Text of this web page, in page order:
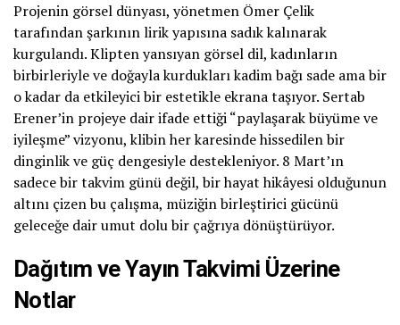
Projenin görsel dünyası, yönetmen Ömer Çelik
tarafından şarkının lirik yapısına sadık kalınarak
kurgulandı. Klipten yansıyan görsel dil, kadınların
birbirleriyle ve doğayla kurdukları kadim bağı sade ama bir
o kadar da etkileyici bir estetikle ekrana taşıyor. Sertab
Erener’in projeye dair ifade ettiği “paylaşarak büyüme ve
iyileşme” vizyonu, klibin her karesinde hissedilen bir
dinginlik ve güç dengesiyle destekleniyor. 8 Mart’ın
sadece bir takvim günü değil, bir hayat hikâyesi olduğunun
altını çizen bu çalışma, müziğin birleştirici gücünü
geleceğe dair umut dolu bir çağrıya dönüştürüyor.
Dağıtım ve Yayın Takvimi Üzerine
Notlar